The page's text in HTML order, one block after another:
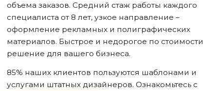
объема заказов. Средний стаж работы каждого
специалиста от 8 лет, узкое направление –
оформление рекламных и полиграфических
материалов. Быстрое и недорогое по стоимости
решение для вашего бизнеса.
85% наших клиентов пользуются шаблонами и
услугами штатных дизайнеров. Ознакомьтесь с